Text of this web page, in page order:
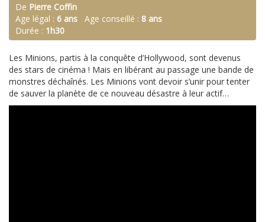
De Pierre Coffin
Age légal : 6 ans Age conseillé : 8 ans
Durée : 1h30
Les Minions, partis à la conquête d’Hollywood, sont devenus
des stars de cinéma ! Mais en libérant au passage une bande de
monstres déchaînés. Les Minions vont devoir s’unir pour tenter
de sauver la planète de ce nouveau désastre à leur actif…